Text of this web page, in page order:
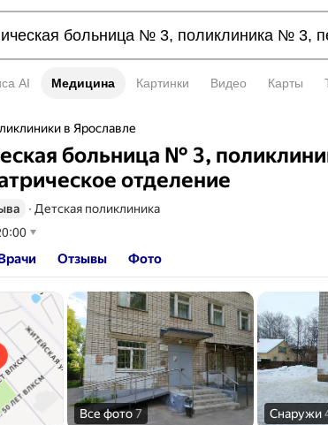
AI Медицина
Медицина Картинки Видео Карты
в Ярославле
больница № 3,
отделение
5 ∙ Детская поликлиника
Отзывы Фото
Все фото7 Снаружи